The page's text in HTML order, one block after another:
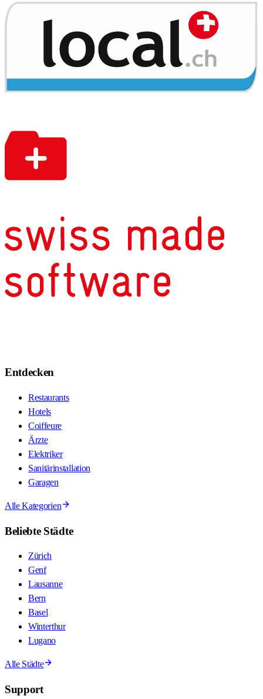
Entdecken
Restaurants
Hotels
Coiffeure
Ärzte
Elektriker
Sanitärinstallation
Garagen
Alle Kategorien
Beliebte Städte
Zürich
Genf
Lausanne
Bern
Basel
Winterthur
Lugano
Alle Städte
Support